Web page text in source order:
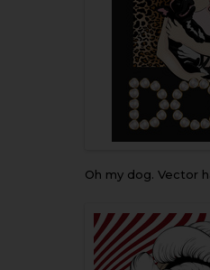
Oh my dog. Vector hand drawn illustration of girl with pink hair with bulldog isolated. Creative